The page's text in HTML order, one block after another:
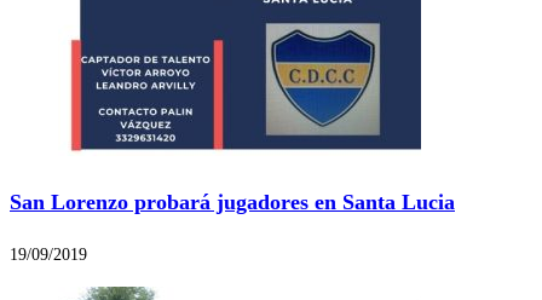
San Lorenzo probará jugadores en Santa Lucia
19/09/2019